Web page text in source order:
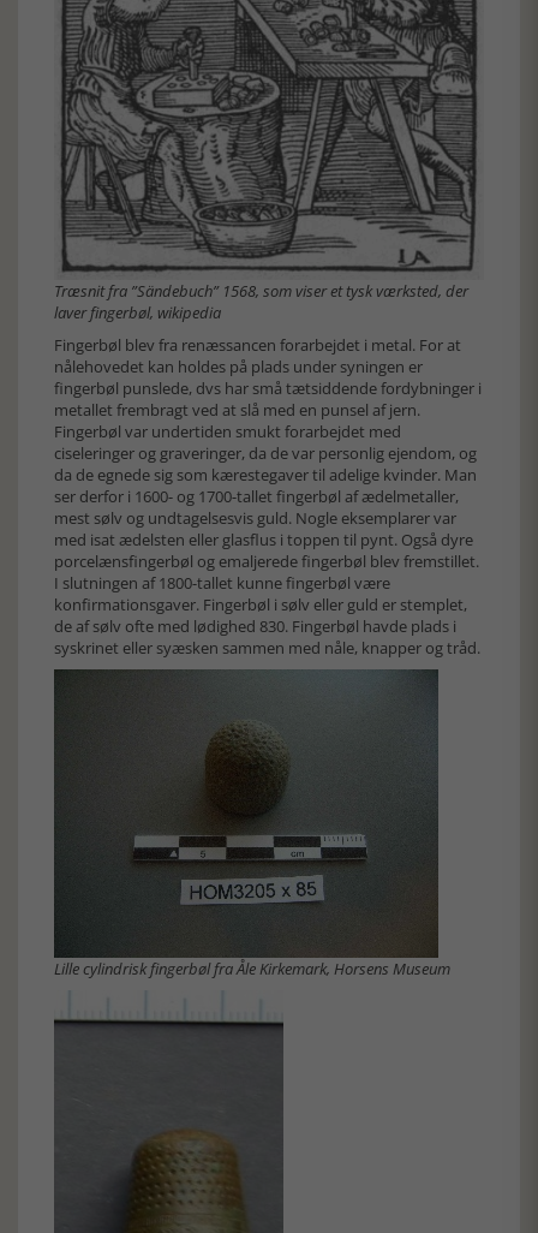
Træsnit fra ”Sändebuch” 1568, som viser et tysk værksted, der
laver fingerbøl, wikipedia
Fingerbøl blev fra renæssancen forarbejdet i metal. For at
nålehovedet kan holdes på plads under syningen er
fingerbøl punslede, dvs har små tætsiddende fordybninger i
metallet frembragt ved at slå med en punsel af jern.
Fingerbøl var undertiden smukt forarbejdet med
ciseleringer og graveringer, da de var personlig ejendom, og
da de egnede sig som kærestegaver til adelige kvinder. Man
ser derfor i 1600- og 1700-tallet fingerbøl af ædelmetaller,
mest sølv og undtagelsesvis guld. Nogle eksemplarer var
med isat ædelsten eller glasflus i toppen til pynt. Også dyre
porcelænsfingerbøl og emaljerede fingerbøl blev fremstillet.
I slutningen af 1800-tallet kunne fingerbøl være
konfirmationsgaver. Fingerbøl i sølv eller guld er stemplet,
de af sølv ofte med lødighed 830. Fingerbøl havde plads i
syskrinet eller syæsken sammen med nåle, knapper og tråd.
Lille cylindrisk fingerbøl fra Åle Kirkemark, Horsens Museum